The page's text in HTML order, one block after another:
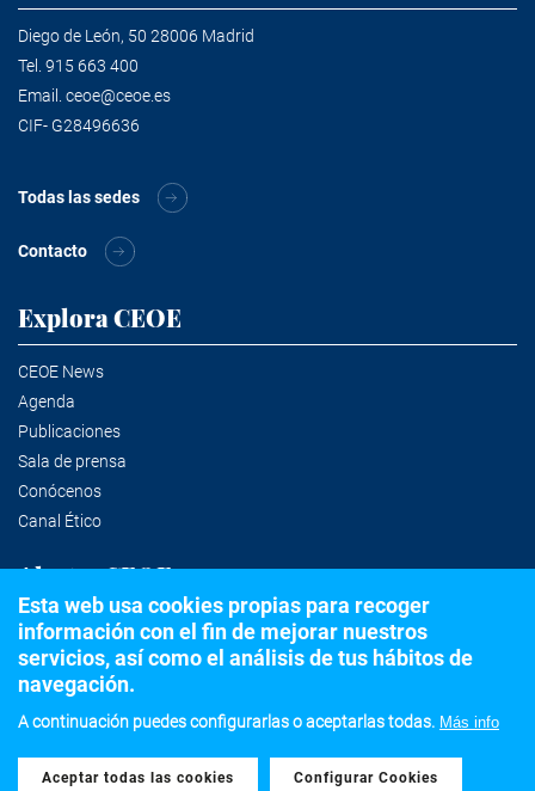
Diego de León, 50 28006 Madrid
Tel. 915 663 400
Email. ceoe@ceoe.es
CIF- G28496636
Todas las sedes
Contacto
Explora CEOE
CEOE News
Agenda
Publicaciones
Sala de prensa
Conócenos
Canal Ético
Alertas CEOE
Suscríbete a la newsletter
©2020 Confederación Española de Organizaciones Empresariales
Esta web usa cookies propias para recoger
información con el fin de mejorar nuestros
servicios, así como el análisis de tus hábitos de
navegación.
A continuación puedes configurarlas o aceptarlas todas. Más info
Aceptar todas las cookies
Withdraw consent